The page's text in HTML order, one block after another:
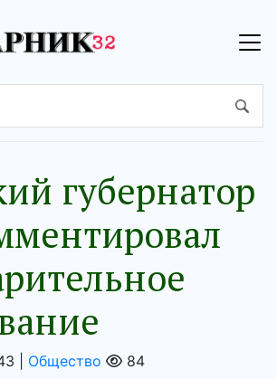
губернатор
| Общество 84